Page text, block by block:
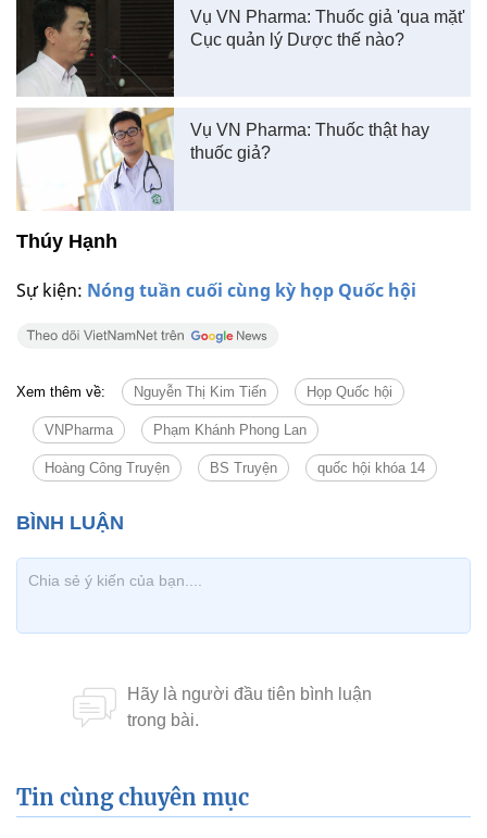
Sự kiện: Nóng tuần cuối cùng kỳ họp Quốc hội
Vụ VN Pharma: Thuốc giả 'qua mặt'
Cục quản lý Dược thế nào?
Vụ VN Pharma: Thuốc thật hay
thuốc giả?
Thúy Hạnh
Xem thêm về: Nguyễn Thị Kim Tiến Họp Quốc hội
VNPharma Phạm Khánh Phong Lan
Hoàng Công Truyện BS Truyện quốc hội khóa 14
Tin cùng chuyên mục